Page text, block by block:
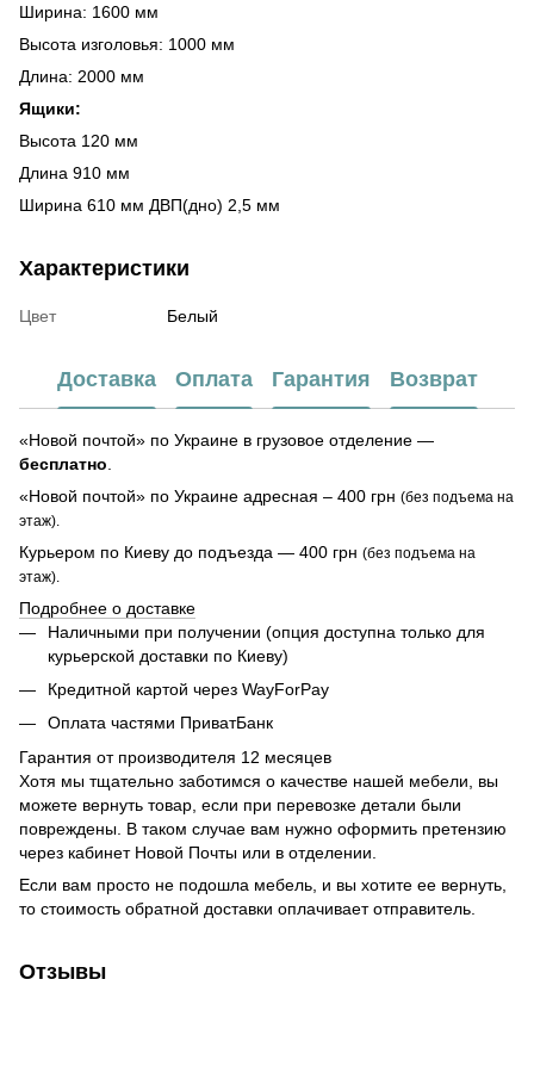
Ширина: 1600 мм
Высота изголовья: 1000 мм
Длина: 2000 мм
Ящики:
Высота 120 мм
Длина 910 мм
Ширина 610 мм ДВП(дно) 2,5 мм
Характеристики
Цвет Белый
Доставка Оплата Гарантия Возврат
«Новой почтой» по Украине в грузовое отделение —
бесплатно
«Новой почтой» по Украине адресная – 400 грн (без подъема на
этаж).
Курьером по Киеву до подъезда — 400 грн (без подъема на
этаж).
Подробнее о доставке
Наличными при получении (опция доступна только для
курьерской доставки по Киеву)
Кредитной картой через WayForPay
Оплата частями ПриватБанк
Гарантия от производителя 12 месяцев
Хотя мы тщательно заботимся о качестве нашей мебели, вы
можете вернуть товар, если при перевозке детали были
повреждены. В таком случае вам нужно оформить претензию
через кабинет Новой Почты или в отделении.
Если вам просто не подошла мебель, и вы хотите ее вернуть,
то стоимость обратной доставки оплачивает отправитель.
Отзывы